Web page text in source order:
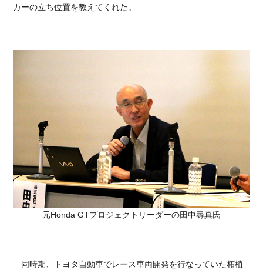
カーの立ち位置を教えてくれた。
元Honda GTプロジェクトリーダーの田中尋真氏
同時期、トヨタ自動車でレース車両開発を行なっていた柘植